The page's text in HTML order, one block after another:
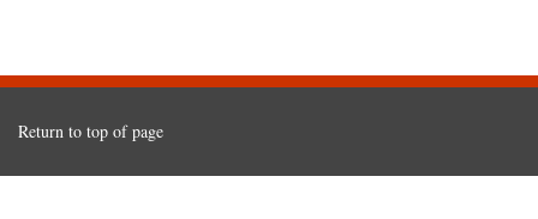
Return to top of page